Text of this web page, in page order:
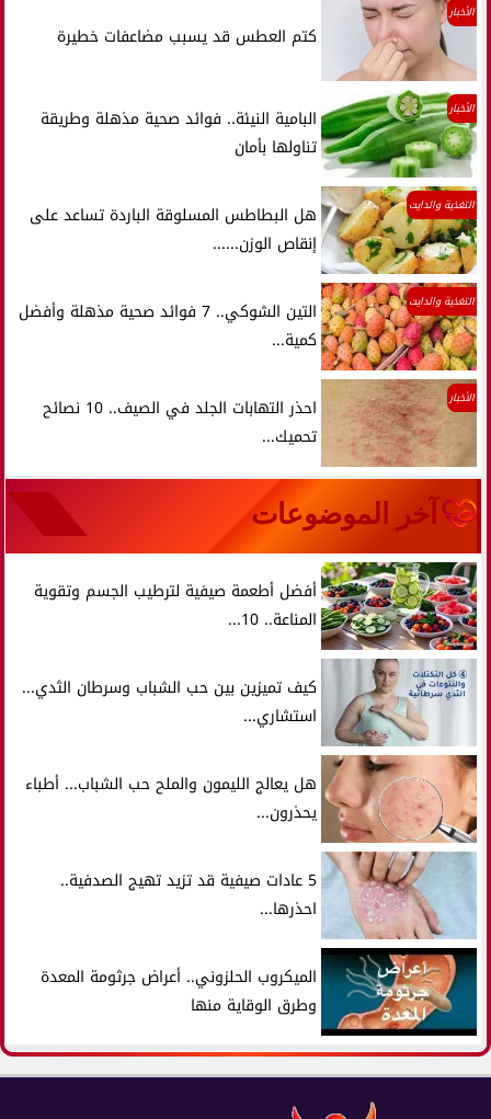
الأخبار
كتم العطس قد يسبب مضاعفات خطيرة
الأخبار
البامية النيئة.. فوائد صحية مذهلة وطريقة
تناولها بأمان
التغذية والدايت
هل البطاطس المسلوقة الباردة تساعد على
إنقاص الوزن......
التغذية والدايت
التين الشوكي.. 7 فوائد صحية مذهلة وأفضل
كمية...
الأخبار
احذر التهابات الجلد في الصيف.. 10 نصائح
تحميك...
آخر الموضوعات
أفضل أطعمة صيفية لترطيب الجسم وتقوية
المناعة.. 10...
كيف تميزين بين حب الشباب وسرطان الثدي...
استشاري...
هل يعالج الليمون والملح حب الشباب... أطباء
يحذرون...
5 عادات صيفية قد تزيد تهيج الصدفية..
احذرها...
الميكروب الحلزوني.. أعراض جرثومة المعدة
وطرق الوقاية منها